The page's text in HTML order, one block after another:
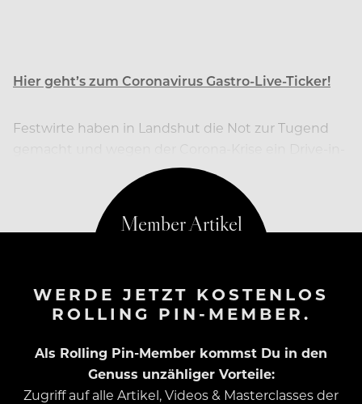
Hier geht’s zum Coronavirus Gastro-Live-Ticker!
Festwirte haben in Landshut die Not zur Tugend
WERDE JETZT KOSTENLOS
ROLLING PIN-MEMBER.
Als Rolling Pin-Member kommst Du in den
Genuss unzähliger Vorteile:
Zugriff auf alle Artikel, Videos & Masterclasses der